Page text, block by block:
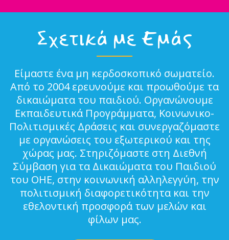
Σχετικά με Εμάς
Είμαστε ένα μη κερδοσκοπικό σωματείο.
Από το 2004 ερευνούμε και προωθούμε τα
δικαιώματα του παιδιού. Οργανώνουμε
Εκπαιδευτικά Προγράμματα, Κοινωνικο-
Πολιτισμικές Δράσεις και συνεργαζόμαστε
με οργανώσεις του εξωτερικού και της
χώρας μας. Στηριζόμαστε στη Διεθνή
Σύμβαση για τα Δικαιώματα του Παιδιού
του ΟΗΕ, στην κοινωνική αλληλεγγύη, την
πολιτισμική διαφορετικότητα και την
εθελοντική προσφορά των μελών και
φίλων μας.